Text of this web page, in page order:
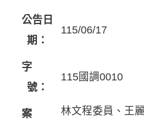
公告日
期：
115/06/17
字
號：
115國調0010
案
林文程委員、王